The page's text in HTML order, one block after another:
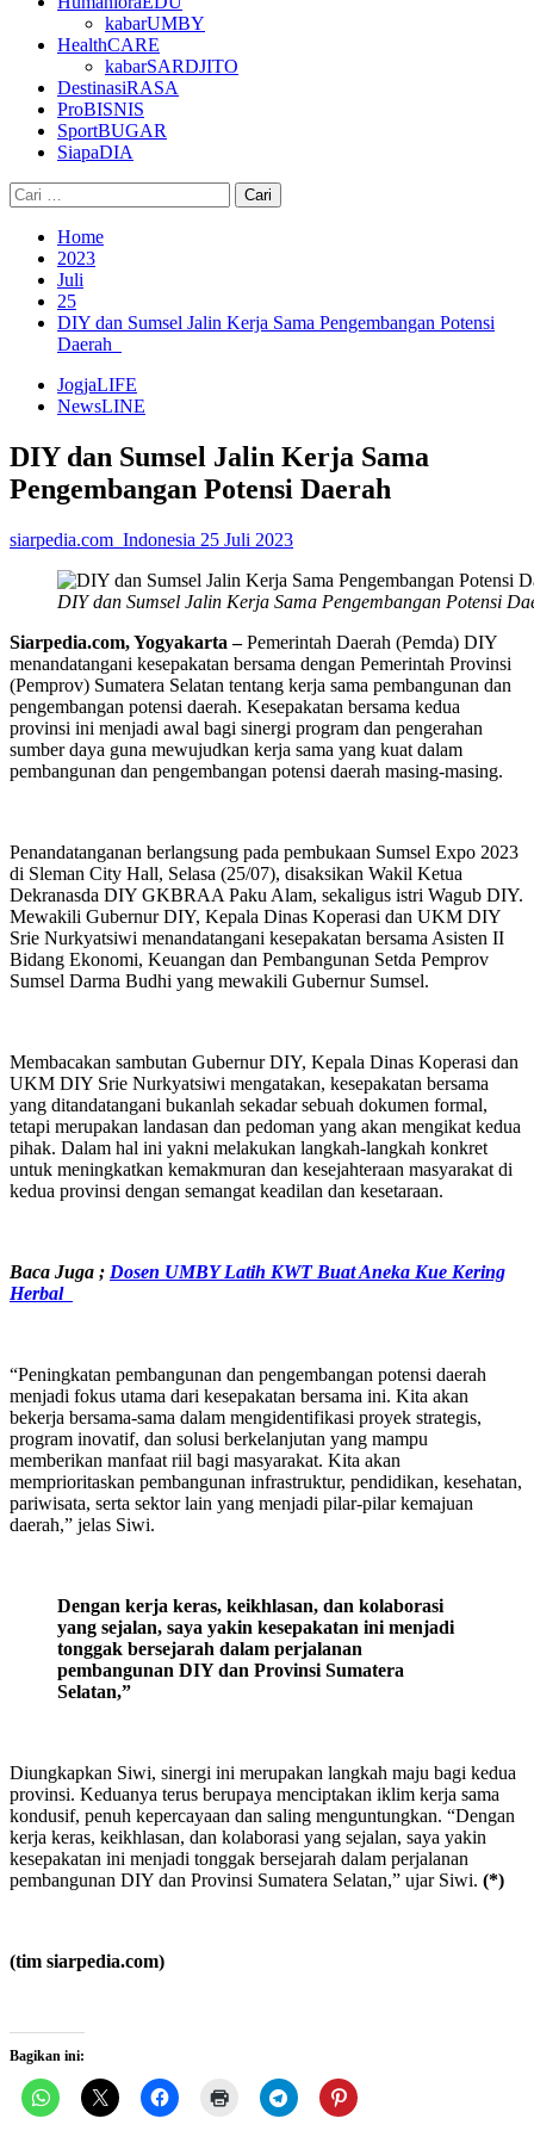
kabarUMBY
HealthCARE
kabarSARDJITO
DestinasiRASA
ProBISNIS
SportBUGAR
SiapaDIA
Cari
untuk:
Home
2023
Juli
25
DIY dan Sumsel Jalin Kerja Sama Pengembangan Potensi
Daerah
JogjaLIFE
NewsLINE
DIY dan Sumsel Jalin Kerja Sama
Pengembangan Potensi Daerah
siarpedia.com_Indonesia 25 Juli 2023
DIY dan Sumsel Jalin Kerja Sama Pengembangan Potensi
Siarpedia.com, Yogyakarta –Pemerintah Daerah (Pemda) DIY
menandatangani kesepakatan bersama dengan Pemerintah Provinsi
(Pemprov) Sumatera Selatan tentang kerja sama pembangunan dan
pengembangan potensi daerah. Kesepakatan bersama kedua
provinsi ini menjadi awal bagi sinergi program dan pengerahan
sumber daya guna mewujudkan kerja sama yang kuat dalam
pembangunan dan pengembangan potensi daerah masing-masing.
Penandatanganan berlangsung pada pembukaan Sumsel Expo 2023
di Sleman City Hall, Selasa (25/07), disaksikan Wakil Ketua
Dekranasda DIY GKBRAA Paku Alam, sekaligus istri Wagub DIY.
Mewakili Gubernur DIY, Kepala Dinas Koperasi dan UKM DIY
Srie Nurkyatsiwi menandatangani kesepakatan bersama Asisten II
Bidang Ekonomi, Keuangan dan Pembangunan Setda Pemprov
Sumsel Darma Budhi yang mewakili Gubernur Sumsel.
Membacakan sambutan Gubernur DIY, Kepala Dinas Koperasi dan
UKM DIY Srie Nurkyatsiwi mengatakan, kesepakatan bersama
yang ditandatangani bukanlah sekadar sebuah dokumen formal,
tetapi merupakan landasan dan pedoman yang akan mengikat kedua
pihak. Dalam hal ini yakni melakukan langkah-langkah konkret
untuk meningkatkan kemakmuran dan kesejahteraan masyarakat di
kedua provinsi dengan semangat keadilan dan kesetaraan.
Baca Juga ; Dosen UMBY Latih KWT Buat Aneka Kue Kering
Herbal
“Peningkatan pembangunan dan pengembangan potensi daerah
menjadi fokus utama dari kesepakatan bersama ini. Kita akan
bekerja bersama-sama dalam mengidentifikasi proyek strategis,
program inovatif, dan solusi berkelanjutan yang mampu
memberikan manfaat riil bagi masyarakat. Kita akan
memprioritaskan pembangunan infrastruktur, pendidikan, kesehatan,
pariwisata, serta sektor lain yang menjadi pilar-pilar kemajuan
daerah,” jelas Siwi.
Dengan kerja keras, keikhlasan, dan kolaborasi
yang sejalan, saya yakin kesepakatan ini menjadi
tonggak bersejarah dalam perjalanan
pembangunan DIY dan Provinsi Sumatera
Selatan,”
Diungkapkan Siwi, sinergi ini merupakan langkah maju bagi kedua
provinsi. Keduanya terus berupaya menciptakan iklim kerja sama
kondusif, penuh kepercayaan dan saling menguntungkan. “Dengan
kerja keras, keikhlasan, dan kolaborasi yang sejalan, saya yakin
kesepakatan ini menjadi tonggak bersejarah dalam perjalanan
pembangunan DIY dan Provinsi Sumatera Selatan,” ujar Siwi. (*)
(tim siarpedia.com)
Bagikan ini: